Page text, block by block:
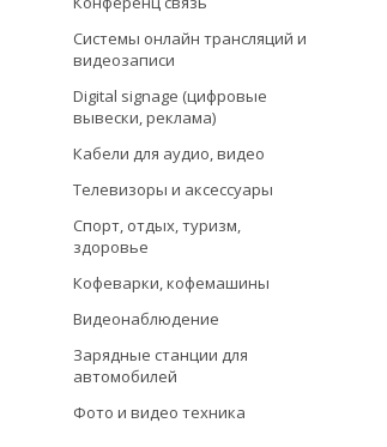
Системы онлайн трансляций и
видеозаписи
Digital signage (цифровые
вывески, реклама)
Кабели для аудио, видео
Телевизоры и аксессуары
Спорт, отдых, туризм,
здоровье
Кофеварки, кофемашины
Видеонаблюдение
Зарядные станции для
автомобилей
Фото и видео техника